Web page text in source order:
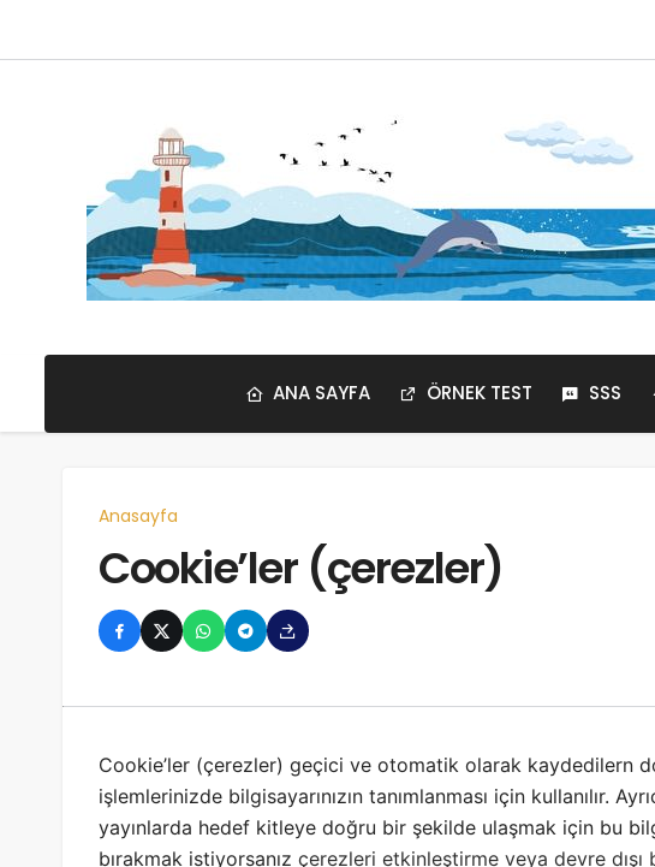
ANA SAYFA ÖRNEK TEST SSS
Anasayfa
Cookie’ler (çerezler)
Cookie’ler (çerezler) geçici ve otomatik olarak kaydedilern
işlemlerinizde bilgisayarınızın tanımlanması için kullanılır.
yayınlarda hedef kitleye doğru bir şekilde ulaşmak için bu
bırakmak istiyorsanız çerezleri etkinleştirme veya devre dışı